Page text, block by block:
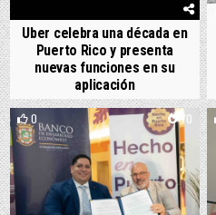
Uber celebra una década en
Puerto Rico y presenta
nuevas funciones en su
aplicación
0 70